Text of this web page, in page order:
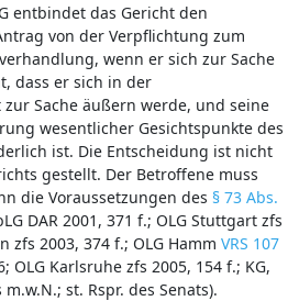
entbindet das Gericht den
von der Verpflichtung zum
wenn er sich zur Sache
dass er sich in der
Sache äußern werde, und seine
wesentlicher Gesichtspunkte des
ist. Die Entscheidung ist nicht
gestellt. Der Betroffene muss
die Voraussetzungen des § 73 Abs.
DAR 2001, 371 f.; OLG Stuttgart zfs
zfs 2003, 374 f.; OLG Hamm VRS 107
OLG Karlsruhe zfs 2005, 154 f.; KG,
st. Rspr. des Senats).